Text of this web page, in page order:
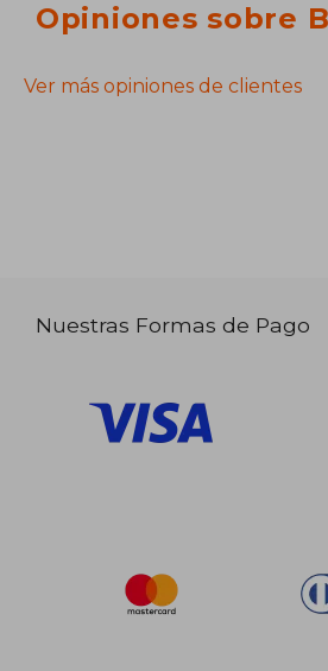
Opiniones sobre
Ver más opiniones de clientes
Nuestras Formas de Pago